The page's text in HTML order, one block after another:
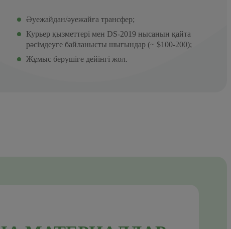
Әуежайдан/әуежайға трансфер;
Курьер қызметтері мен DS-2019 нысанын қайта
рәсімдеуге байланысты шығындар (~ $100-200);
Жұмыс берушіге дейінгі жол.